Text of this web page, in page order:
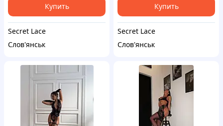
Купить
Secret Lace
Слов'янськ
Купить
Secret Lace
Слов'янськ